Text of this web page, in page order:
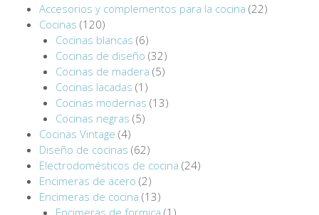
Accesorios y complementos para la cocina (22)
Cocinas (120)
Cocinas blancas (6)
Cocinas de diseño (32)
Cocinas de madera (5)
Cocinas lacadas (1)
Cocinas modernas (13)
Cocinas negras (5)
Cocinas Vintage (4)
Diseño de cocinas (62)
Electrodomésticos de cocina (24)
Encimeras de acero (2)
Encimeras de cocina (13)
Encimeras de formica (1)